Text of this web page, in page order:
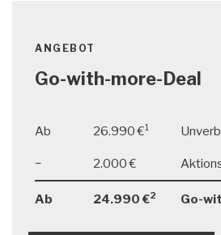
ANGEBOT
Go-with-more-Deal
Ab 26.990 €1
− 2.000 €
Ab 24.990 €2 Go-